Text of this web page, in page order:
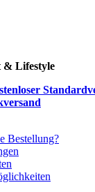
& Lifestyle
Bestellung?